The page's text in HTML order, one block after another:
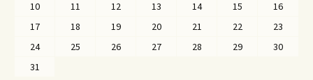
10
11 12 13 14 15
16
17
18 19 20 21 22
23
24
25 26 27 28 29
30
31